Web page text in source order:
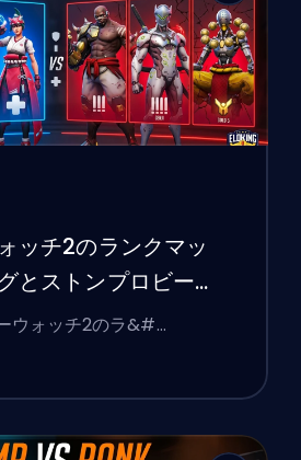
ッチ2のランクマッ
とストンプロビーを
ウォッチ2のラ&#…